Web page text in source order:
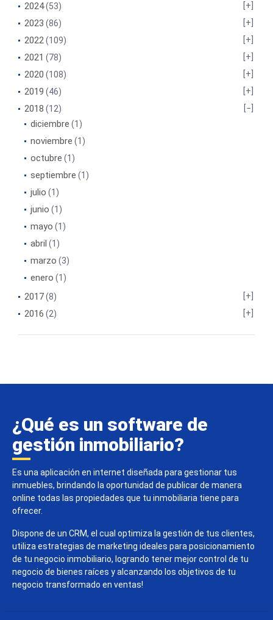
2024(53)
2023 (86)
2022(109)
2021 (78)
2020 (108)
2019 (46)
2018 (12)
diciembre (1)
noviembre (1)
octubre (1)
septiembre (1)
julio (1)
junio (1)
mayo (1)
abril (1)
marzo (3)
enero (1)
2017(8)
2016 (2)
¿Qué es un software de
gestión inmobiliario?
Es una aplicación en internet diseñada para gestionar tus
inmuebles, brindando la oportunidad de publicar de manera
online todas las propiedades que tu inmobiliaria tiene para
ofrecer.
Dispone de un CRM, el cual optimiza la gestión de tus clientes,
utiliza estrategias de marketing ideales para posicionamiento
de tu negocio inmobiliario, logrando tener mejor control de tu
negocio de bienes raíces y alcanzando los objetivos de tu
negocio transformado en ventas!